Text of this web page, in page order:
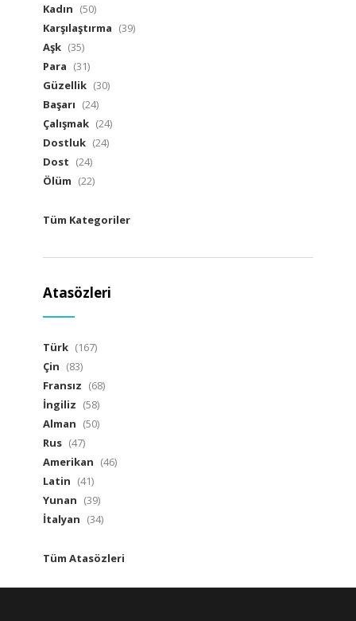
Kadın (50)
Karşılaştırma (39)
Aşk (35)
Para (31)
Güzellik (30)
Başarı (24)
Çalışmak (24)
Dostluk (24)
Dost (24)
Ölüm (22)
Tüm Kategoriler
Atasözleri
Türk (167)
Çin (83)
Fransız (68)
İngiliz (58)
Alman (50)
Rus (47)
Amerikan (46)
Latin (41)
Yunan (39)
İtalyan (34)
Tüm Atasözleri